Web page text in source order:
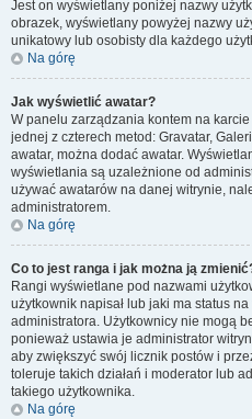
Jest on wyświetlany poniżej nazwy
obrazek, wyświetlany powyżej nazwy
unikatowy lub osobisty dla każdego
Na górę
Jak wyświetlić awatar?
W panelu zarządzania kontem na karcie
jednej z czterech metod: Gravatar,
awatar, można dodać awatar.
wyświetlania są uzależnione od
używać awatarów na danej witrynie,
administratorem.
Na górę
Co to jest ranga i jak można ją
Rangi wyświetlane pod nazwami
użytkownik napisał lub jaki ma status
administratora. Użytkownicy nie mogą
ponieważ ustawia je administrator
aby zwiększyć swój licznik postów i
toleruje takich działań i moderator lub
takiego użytkownika.
Na górę